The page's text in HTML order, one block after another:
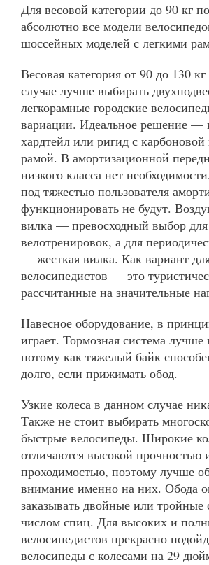
Для весовой категории до 90 кг
абсолютно все модели
шоссейных моделей с легкими
Весовая категория от 90 до 130
случае лучше выбирать
легкорамные городские
вариации. Идеальное решение —
хардтейл или ригид с карбоновой
рамой. В амортизационной
низкого класса нет
под тяжестью пользователя
функционировать не будут.
вилка — превосходный выбор для
велотренировок, а для
— жесткая вилка. Как вариант
велосипедистов — это
рассчитанные на значительные
Навесное оборудование, в
играет. Тормозная система лучше
потому как тяжелый байк
долго, если прижимать обод.
Узкие колеса в данном случае
Также не стоит выбирать
быстрые велосипеды. Широкие
отличаются высокой прочностью
проходимостью, поэтому лучше
внимание именно на них. Обода
заказывать двойные или
числом спиц. Для высоких и
велосипедистов прекрасно
велосипеды с колесами на 29